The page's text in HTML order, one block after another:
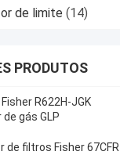
de limite (14)
PRODUTOS
R622H-JGK
gás GLP
de filtros Fisher 67CFR